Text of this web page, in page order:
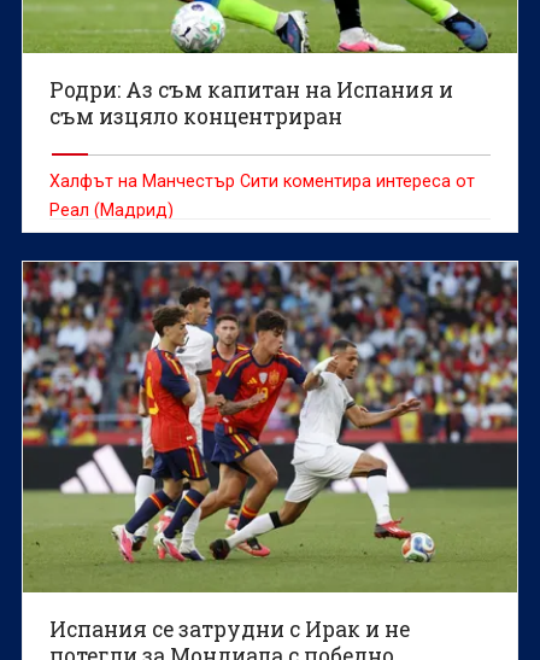
Родри: Аз съм капитан на Испания и
съм изцяло концентриран
Халфът на Манчестър Сити коментира интереса от
Реал (Мадрид)
Испания се затрудни с Ирак и не